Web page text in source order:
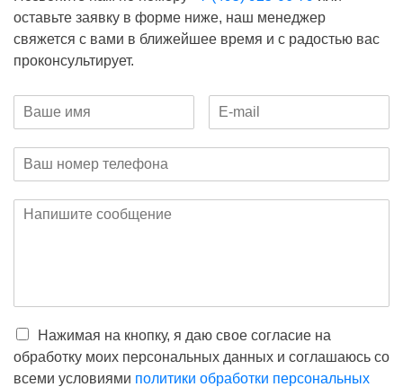
оставьте заявку в форме ниже, наш менеджер
свяжется с вами в ближейшее время и с радостью вас
проконсультирует.
Нажимая на кнопку, я даю свое согласие на
обработку моих персональных данных и соглашаюсь со
всеми условиями политики обработки персональных